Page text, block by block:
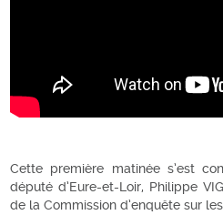
Cette première matinée s’est
député d’Eure-et-Loir, Philippe
de la Commission d’enquête sur